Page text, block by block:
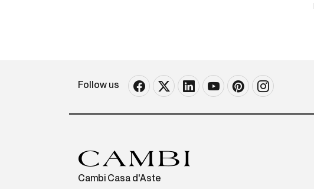
Follow us
Cambi Casa d'Aste